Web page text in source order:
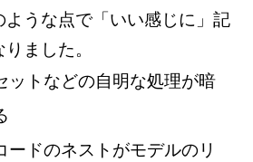
ような点で「いい感じに」記
ました。
ットなどの自明な処理が暗
ードのネストがモデルのリ